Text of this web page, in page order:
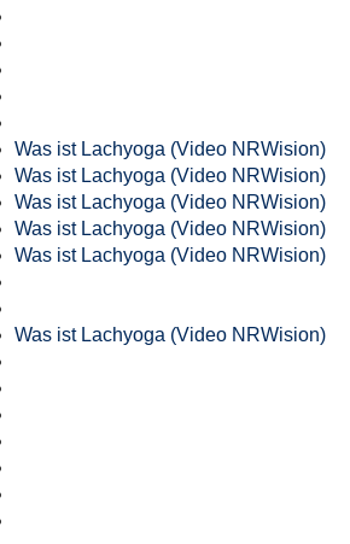
Was ist Lachyoga (Video NRWision)
Was ist Lachyoga (Video NRWision)
Was ist Lachyoga (Video NRWision)
Was ist Lachyoga (Video NRWision)
Was ist Lachyoga (Video NRWision)
Was ist Lachyoga (Video NRWision)